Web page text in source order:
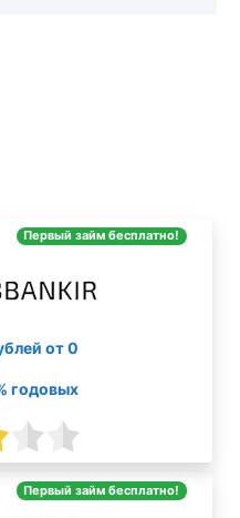
Первый займ бесплатно!
от 0
годовых
Первый займ бесплатно!